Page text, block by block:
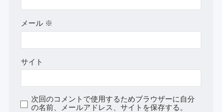
メール ※
サイト
次回のコメントで使用するためブラウザーに自分
の名前、メールアドレス、サイトを保存する。